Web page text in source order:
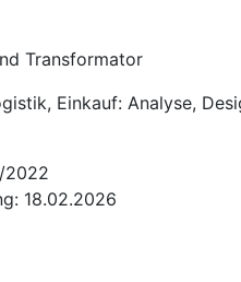
Transformator
Einkauf: Analyse,
2022
18.02.2026